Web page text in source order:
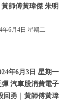
師傅黃瑋傑 朱明
年6月4日 星期二
年6月3日 星期一
彈 汽車股消費電子
回勇｜黃師傅黃瑋